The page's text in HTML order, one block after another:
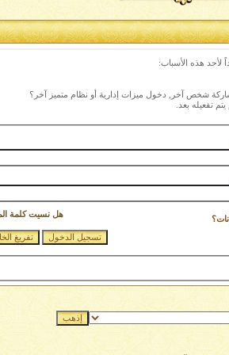
لأحد هذه الأسباب:
شخص آخر, دخول ميزات إدارية أو نظام متميز آخر؟
تفعيله بعد.
هل نسيت كلمة